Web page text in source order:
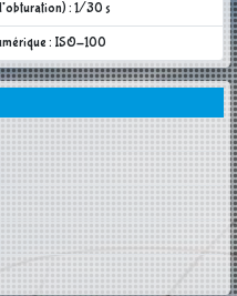
: 1/30 s
: ISO-100